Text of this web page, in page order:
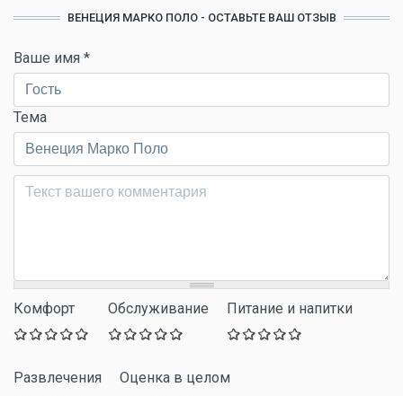
ВЕНЕЦИЯ МАРКО ПОЛО - ОСТАВЬТЕ ВАШ ОТЗЫВ
Ваше имя *
Тема
Комментарий*
Комфорт Обслуживание Питание и напитки
Развлечения Оценка в целом